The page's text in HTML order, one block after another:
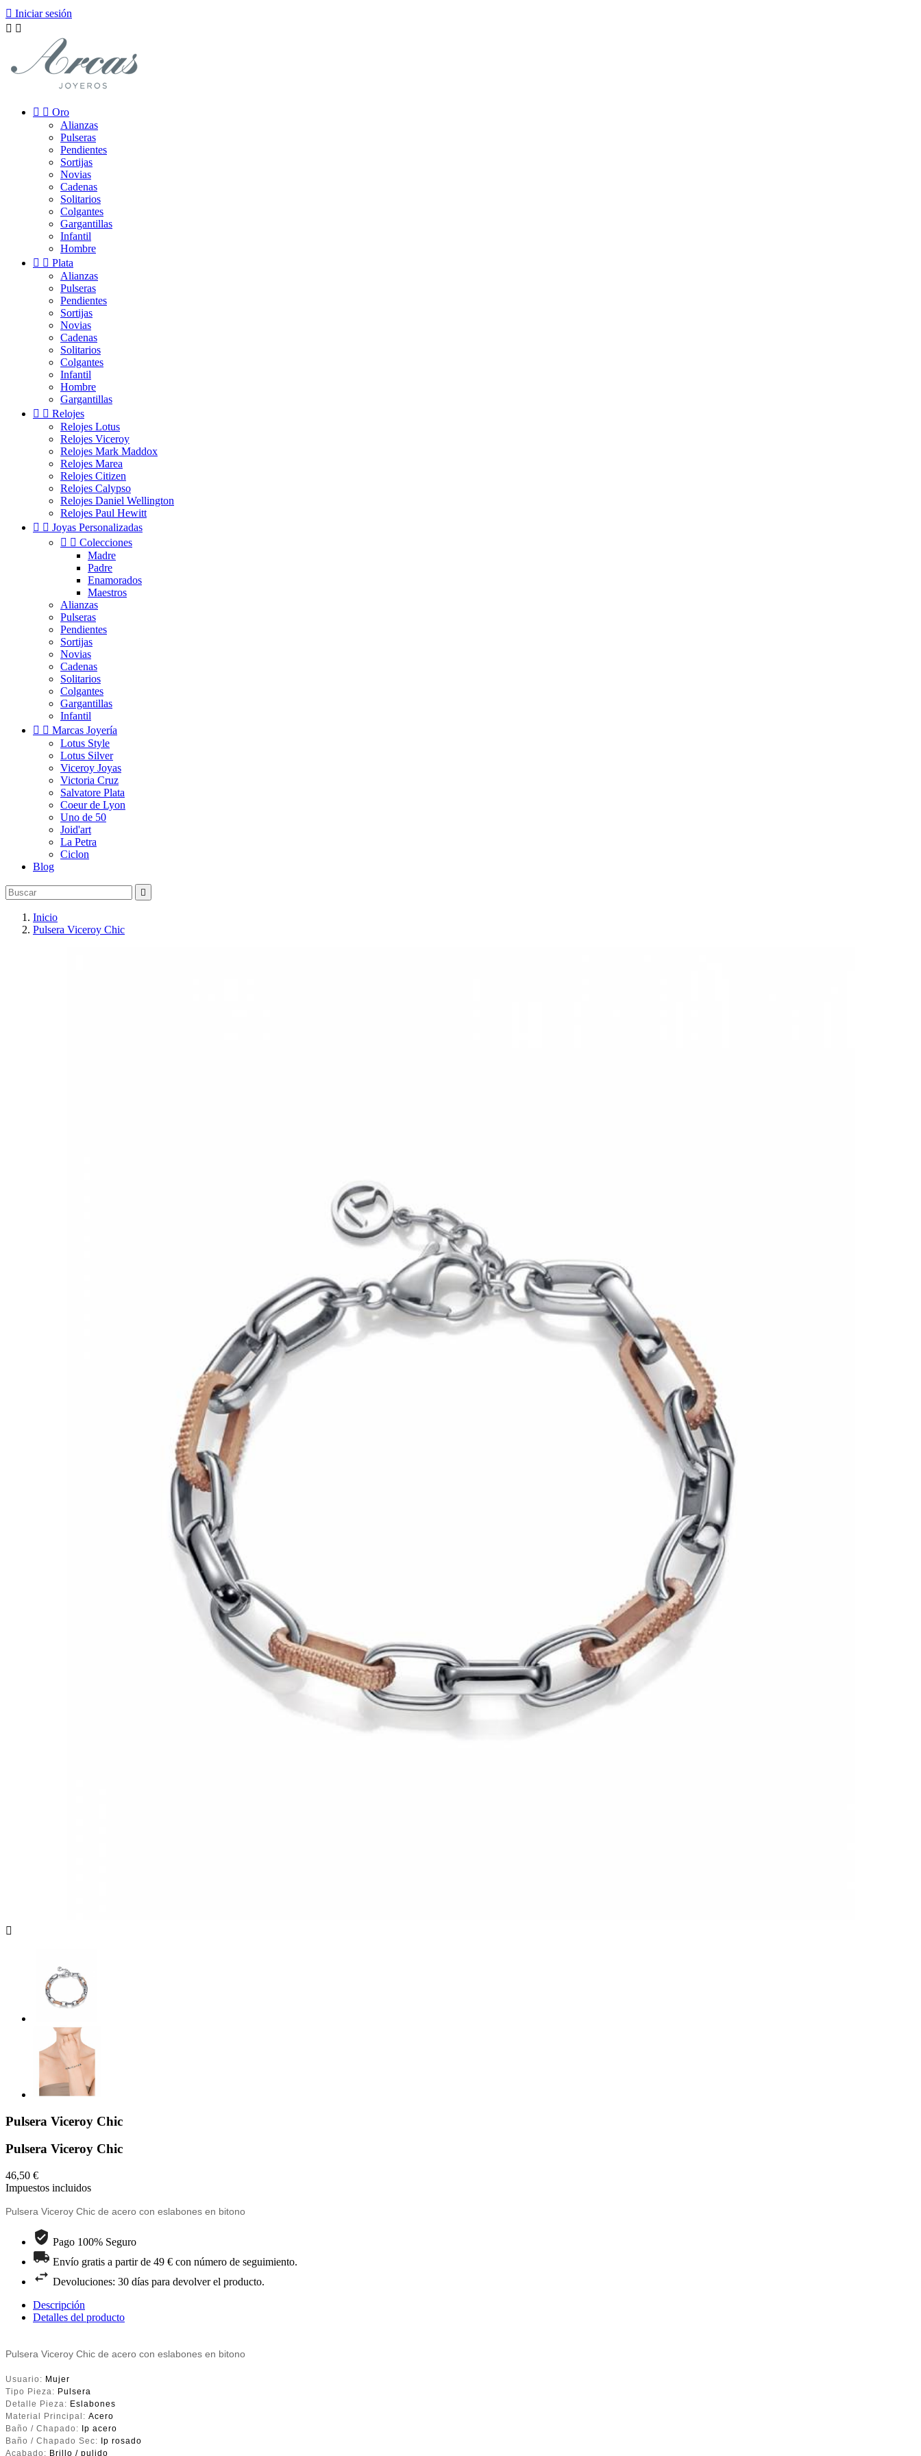
 Iniciar sesión
 
  Oro
Alianzas
Pulseras
Pendientes
Sortijas
Novias
Cadenas
Solitarios
Colgantes
Gargantillas
Infantil
Hombre
  Plata
Alianzas
Pulseras
Pendientes
Sortijas
Novias
Cadenas
Solitarios
Colgantes
Infantil
Hombre
Gargantillas
  Relojes
Relojes Lotus
Relojes Viceroy
Relojes Mark Maddox
Relojes Marea
Relojes Citizen
Relojes Calypso
Relojes Daniel Wellington
Relojes Paul Hewitt
  Joyas Personalizadas
  Colecciones
Madre
Padre
Enamorados
Maestros
Alianzas
Pulseras
Pendientes
Sortijas
Novias
Cadenas
Solitarios
Colgantes
Gargantillas
Infantil
  Marcas Joyería
Lotus Style
Lotus Silver
Viceroy Joyas
Victoria Cruz
Salvatore Plata
Coeur de Lyon
Uno de 50
Joid'art
La Petra
Ciclon
Blog

Inicio
Pulsera Viceroy Chic

Pulsera Viceroy Chic
Pulsera Viceroy Chic
46,50 €
Impuestos incluidos
Pulsera Viceroy Chic de acero con eslabones en bitono
Pago 100% Seguro
Envío gratis a partir de 49 € con número de seguimiento.
Devoluciones: 30 días para devolver el producto.
Descripción
Detalles del producto
Pulsera Viceroy Chic de acero con eslabones en bitono
Usuario: Mujer
Tipo Pieza: Pulsera
Detalle Pieza: Eslabones
Material Principal: Acero
Baño / Chapado:
Ip acero
Baño / Chapado Sec:
Ip rosado
Acabado: Brillo / pulido